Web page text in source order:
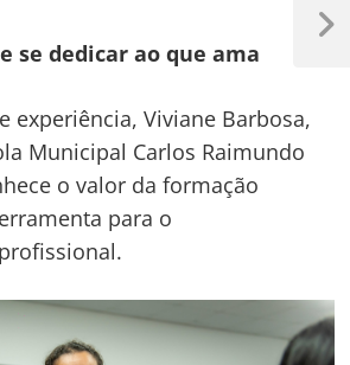
se dedicar ao que ama
experiência, Viviane Barbosa,
Municipal Carlos Raimundo
o valor da formação
para o
Next